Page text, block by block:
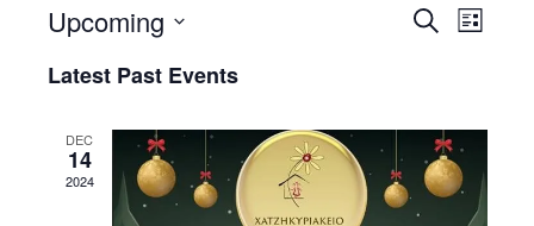
Events
Views
Search
List
Upcoming
date.
Latest Past Events
DEC
14
2024